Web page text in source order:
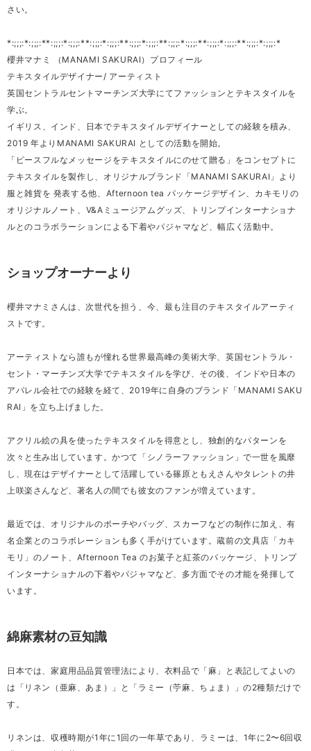
さい。
*:;;;:*:;;;:**:;;;:*:;;;:**:;;;:*:;;;:**:;;;:*:;;;:**:;;;:*:;;;:**:;;;:*:;;;:**:;;;:*:;;;:*
櫻井マナミ （MANAMI SAKURAI）プロフィール
テキスタイルデザイナー/ アーティスト
英国セントラルセントマーチンズ大学にてファッションとテキスタイルを
学ぶ。
イギリス、インド、日本でテキスタイルデザイナーとしての経験を積み、
2019 年よりMANAMI SAKURAI としての活動を開始。
「ピースフルなメッセージをテキスタイルにのせて贈る」をコンセプトに
テキスタイルを製作し、オリジナルブランド「MANAMI SAKURAI」より
服と雑貨を 発表する他、Afternoon tea パッケージデザイン、カキモリの
オリジナルノート、V&Aミュージアムグッズ、トリンプインターナショナ
ルとのコラボラーションによる下着やパジャマなど、幅広く活動中。
ショップオーナーより
櫻井マナミさんは、次世代を担う、今、最も注目のテキスタイルアーティ
ストです。
アーティストなら誰もが憧れる世界最高峰の美術大学、英国セントラル・
セント・マーチンズ大学でテキスタイルを学び、その後、インドや日本の
アパレル会社での経験を経て、2019年に自身のブランド「MANAMI SAKU
RAI」を立ち上げました。
アクリル絵の具を使ったテキスタイルを得意とし、独創的なパターンを
次々と生み出しています。かつて「シノラーファッション」で一世を風靡
し、現在はデザイナーとして活躍している篠原ともえさんやタレントの井
上咲楽さんなど、著名人の間でも彼女のファンが増えています。
最近では、オリジナルのポーチやバッグ、スカーフなどの制作に加え、有
名企業とのコラボレーションも多く手がけています。蔵前の文具店「カキ
モリ」のノート、Afternoon Tea のお菓子と紅茶のパッケージ、トリンプ
インターナショナルの下着やパジャマなど、多方面でその才能を発揮して
います。
綿麻素材の豆知識
日本では、家庭用品品質管理法により、衣料品で「麻」と表記してよいの
は「リネン（亜麻、あま）」と「ラミー（苧麻、ちょま）」の2種類だけで
す。
リネンは、収穫時期が1年に1回の一年草であり、ラミーは、1年に2〜6回収